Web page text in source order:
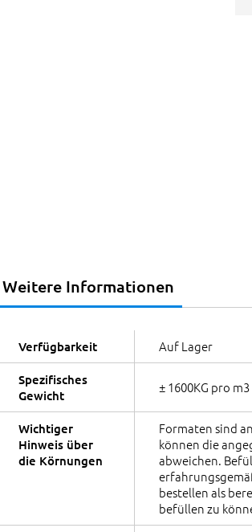
Weitere Informationen
Verfügbarkeit Auf Lager
Spezifisches
Gewicht
± 1600KG pro m3
Wichtiger
Hinweis über
die Körnungen
Formaten sind
können die
abweichen.
bestellen als
befüllen zu